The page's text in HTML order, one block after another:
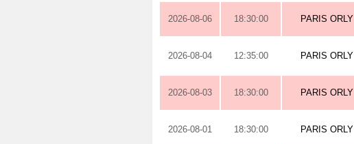
2026-08-06 18:30:00 PARIS ORLY
2026-08-04 12:35:00 PARIS ORLY
2026-08-03 18:30:00 PARIS ORLY
2026-08-01 18:30:00 PARIS ORLY